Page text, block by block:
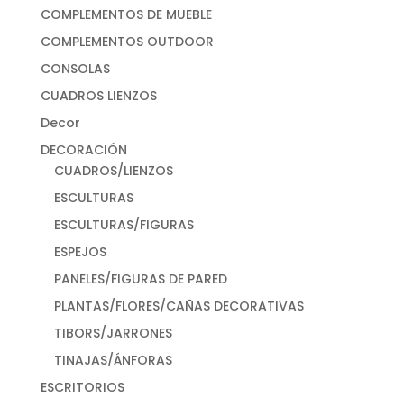
COMPLEMENTOS DE MUEBLE
COMPLEMENTOS OUTDOOR
CONSOLAS
CUADROS LIENZOS
Decor
DECORACIÓN
CUADROS/LIENZOS
ESCULTURAS
ESCULTURAS/FIGURAS
ESPEJOS
PANELES/FIGURAS DE PARED
PLANTAS/FLORES/CAÑAS DECORATIVAS
TIBORS/JARRONES
TINAJAS/ÁNFORAS
ESCRITORIOS